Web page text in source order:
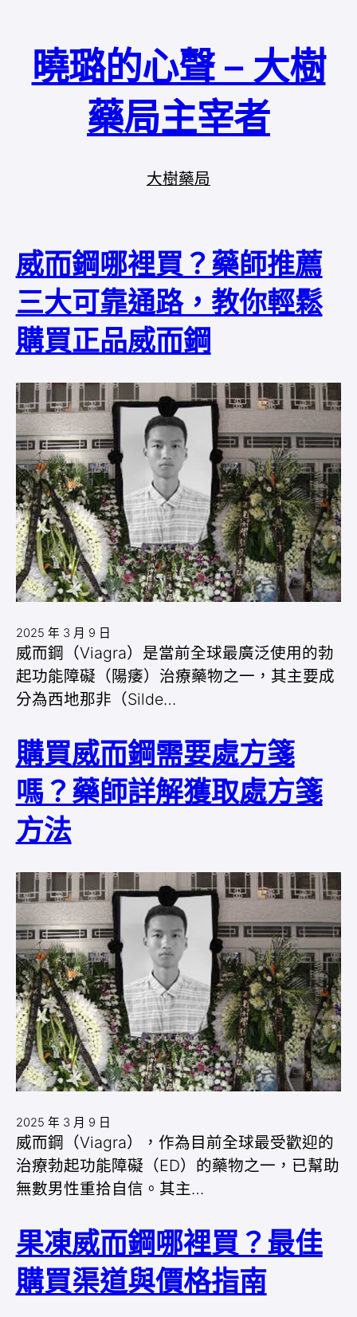
曉璐的心聲 – 大樹
藥局主宰者
大樹藥局
威而鋼哪裡買？藥師推薦
三大可靠通路，教你輕鬆
購買正品威而鋼
2025 年 3 月 9 日
威而鋼（Viagra）是當前全球最廣泛使用的勃
起功能障礙（陽痿）治療藥物之一，其主要成
分為西地那非（Silde…
購買威而鋼需要處方箋
嗎？藥師詳解獲取處方箋
方法
2025 年 3 月 9 日
威而鋼（Viagra），作為目前全球最受歡迎的
治療勃起功能障礙（ED）的藥物之一，已幫助
無數男性重拾自信。其主…
果凍威而鋼哪裡買？最佳
購買渠道與價格指南